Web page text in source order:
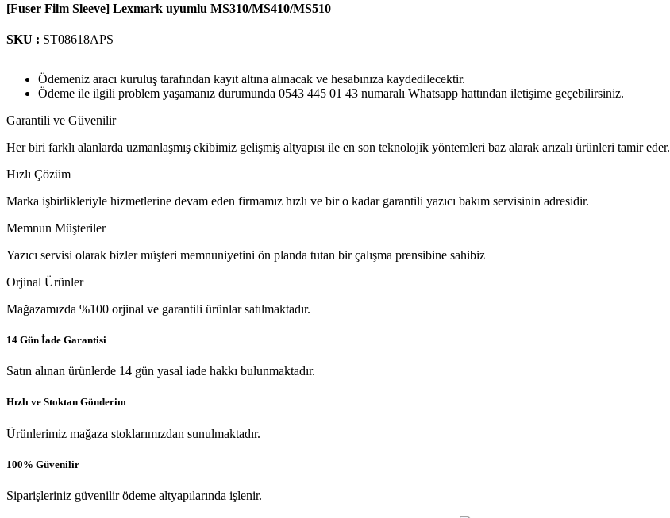
[Fuser Film Sleeve] Lexmark uyumlu MS310/MS410/MS510
SKU : ST08618APS
Ödemeniz aracı kuruluş tarafından kayıt altına alınacak ve hesabınıza kaydedilecektir.
Ödeme ile ilgili problem yaşamanız durumunda 0543 445 01 43 numaralı Whatsapp hattından iletişime geçebilirsiniz.
Garantili ve Güvenilir
Her biri farklı alanlarda uzmanlaşmış ekibimiz gelişmiş altyapısı ile en son teknolojik yöntemleri baz alarak arızalı ürünleri tamir eder.
Hızlı Çözüm
Marka işbirlikleriyle hizmetlerine devam eden firmamız hızlı ve bir o kadar garantili yazıcı bakım servisinin adresidir.
Memnun Müşteriler
Yazıcı servisi olarak bizler müşteri memnuniyetini ön planda tutan bir çalışma prensibine sahibiz
Orjinal Ürünler
Mağazamızda %100 orjinal ve garantili ürünlar satılmaktadır.
14 Gün İade Garantisi
Satın alınan ürünlerde 14 gün yasal iade hakkı bulunmaktadır.
Hızlı ve Stoktan Gönderim
Ürünlerimiz mağaza stoklarımızdan sunulmaktadır.
100% Güvenilir
Siparişleriniz güvenilir ödeme altyapılarında işlenir.